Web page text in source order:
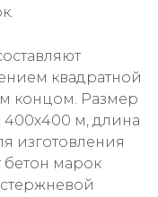
квадратной
концом. Размер
400х400 м, длина
изготовления
марок